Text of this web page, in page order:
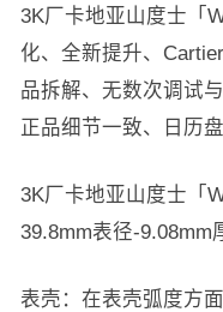
3K厂卡地亚山度士「
化、全新提升、
品拆解、无数次调试
正品细节一致、日历
3K厂卡地亚山度士「
39.8mm表径-9.08mm
表壳：在表壳弧度方